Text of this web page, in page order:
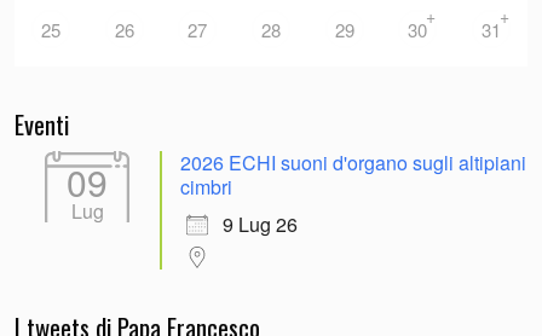
25 26 27 28 29 30
+
31
+
Eventi
09
Lug
2026 ECHI suoni d'organo sugli altipiani
cimbri
9 Lug 26
I tweets di Papa Francesco